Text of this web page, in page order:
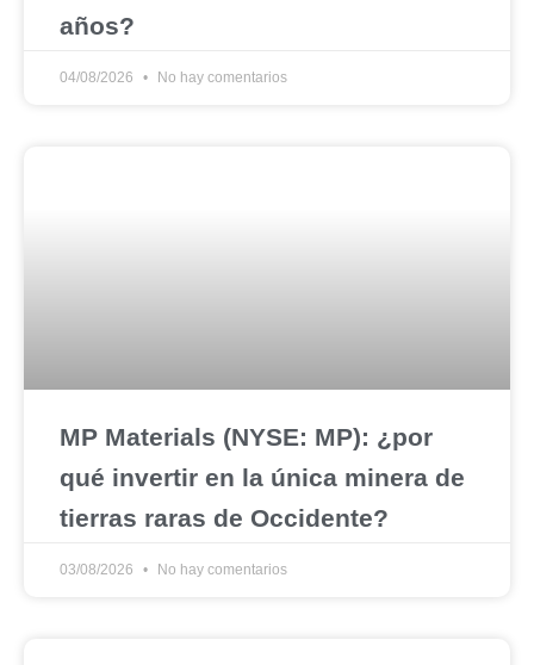
años?
04/08/2026 No hay comentarios
MP Materials (NYSE: MP): ¿por
qué invertir en la única minera de
tierras raras de Occidente?
03/08/2026 No hay comentarios